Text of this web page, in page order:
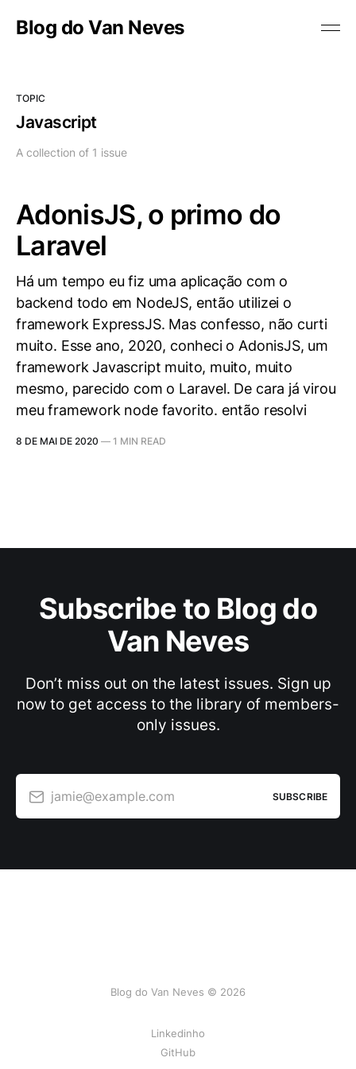
Blog do Van Neves
TOPIC
Javascript
A collection of 1 issue
AdonisJS, o primo do
Laravel
Há um tempo eu fiz uma aplicação com o
backend todo em NodeJS, então utilizei o
framework ExpressJS. Mas confesso, não curti
muito. Esse ano, 2020, conheci o AdonisJS, um
framework Javascript muito, muito, muito
mesmo, parecido com o Laravel. De cara já virou
meu framework node favorito. então resolvi
8 DE MAI DE 2020 — 1 MIN READ
Subscribe to Blog do
Van Neves
Don’t miss out on the latest issues. Sign up
now to get access to the library of members-
only issues.
jamie@example.com SUBSCRIBE
Blog do Van Neves © 2026
Linkedinho
GitHub